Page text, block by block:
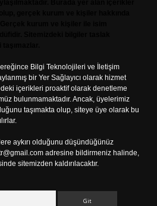
Bilgi Teknolojileri ve İletişim
bir Yer Sağlayıcı olarak hizmet
içerikleri proaktif olarak denetleme
bulunmamaktadır. Ancak, üyelerimiz
taşımakta olup, siteye üye olarak bu
aykırı olduğunu düşündüğünüz
adresine bildirmeniz halinde,
sitemizden kaldırılacaktır.